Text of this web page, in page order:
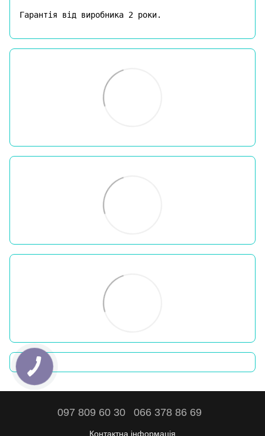
Гарантія від виробника 2 роки.
097 809 60 30 066 378 86 69
Контактна інформація